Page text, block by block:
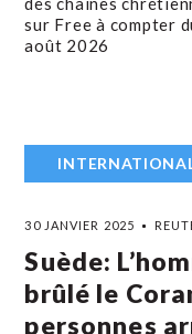
sur Free à compter
août 2026
30 JANVIER 2025
Suède:
brûlé le
personnes